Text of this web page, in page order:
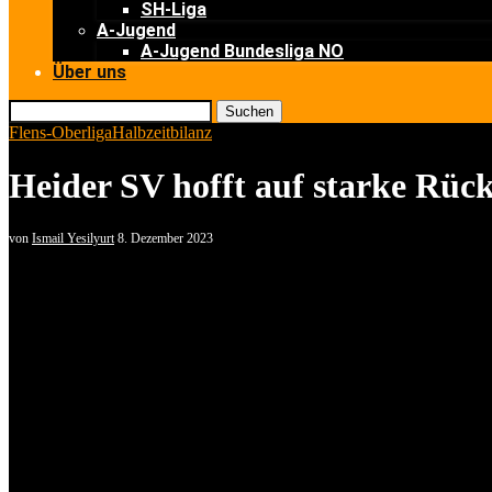
SH-Liga
A-Jugend
A-Jugend Bundesliga NO
Über uns
Suchen
Flens-OberligaHalbzeitbilanz
Heider SV hofft auf starke
von Ismail Yesilyurt 8. Dezember 2023